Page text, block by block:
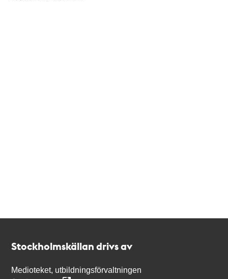
Stockholmskällan drivs av
Medioteket, utbildningsförvaltningen